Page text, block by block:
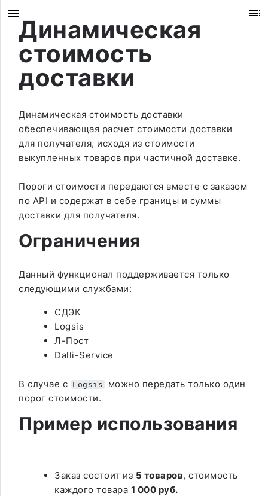
Динамическая
стоимость
доставки
Динамическая стоимость доставки
обеспечивающая расчет стоимости доставки
для получателя, исходя из стоимости
выкупленных товаров при частичной доставке.
Пороги стоимости передаются вместе с заказом
по API и содержат в себе границы и суммы
доставки для получателя.
Ограничения
Данный функционал поддерживается только
следующими службами:
СДЭК
Logsis
Л-Пост
Dalli-Service
В случае с Logsis
можно передать только один
порог стоимости.
Пример использования
Заказ состоит из 5 товаров, стоимость
каждого товара 1 000 руб.